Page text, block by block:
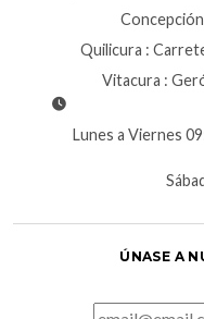
Quilicura :
Vitacura :
Lunes a Viernes
ÚNASE A